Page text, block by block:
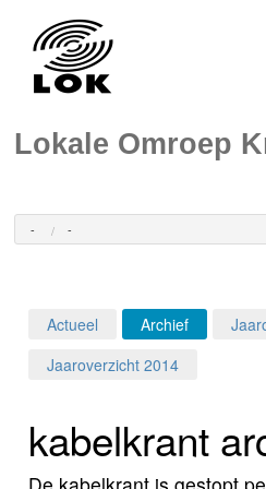
Lokale Omroep
- -
Programma's
Actueel Archief
Jaaroverzicht 2014
kabelkrant